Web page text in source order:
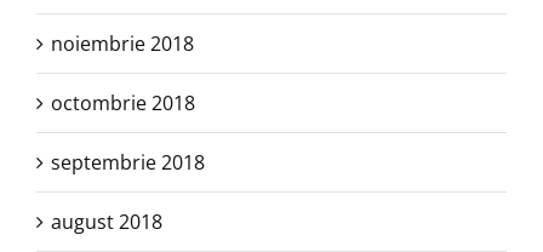
noiembrie 2018
octombrie 2018
septembrie 2018
august 2018